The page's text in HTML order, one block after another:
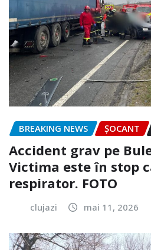
BREAKING NEWS ȘOCANT
Accident grav pe
Victima este în stop
respirator. FOTO
clujazi mai 11, 2026